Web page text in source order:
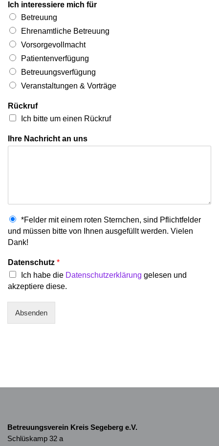
Ich interessiere mich für
Betreuung
Ehrenamtliche Betreuung
Vorsorgevollmacht
Patientenverfügung
Betreuungsverfügung
Veranstaltungen & Vorträge
Rückruf
Ich bitte um einen Rückruf
Ihre Nachricht an uns
*Felder mit einem roten Sternchen, sind Pflichtfelder
und müssen bitte von Ihnen ausgefüllt werden. Vielen
Dank!
Datenschutz *
Ich habe die Datenschutzerklärung gelesen und
akzeptiere diese.
Absenden
Betreuungsverein Kreis Segeberg e.V.
Schlüskamp 32 a